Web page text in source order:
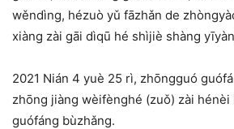
wěndìng, hézuò yǔ fāzhǎn de
xiàng zài gāi dìqū hé shìjiè shàng
2021 Nián 4 yuè 25 rì, zhōngguó
zhōng jiàng wèifènghé (zuǒ) zài hénèi
guófáng bùzhǎng.